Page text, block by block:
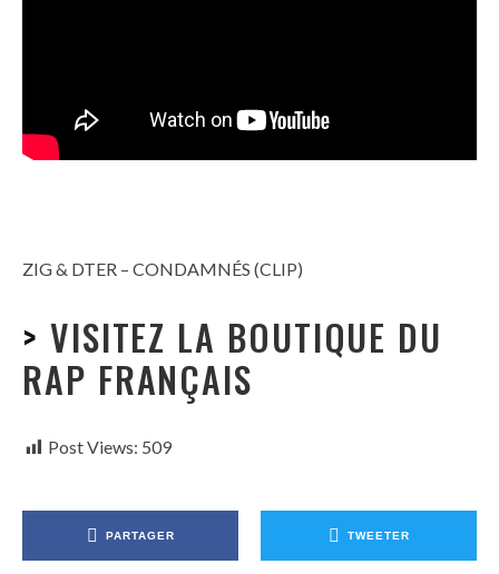
ZIG & DTER – CONDAMNÉS (CLIP)
> VISITEZ LA BOUTIQUE DU
RAP FRANÇAIS
Post Views: 509
PARTAGER TWEETER